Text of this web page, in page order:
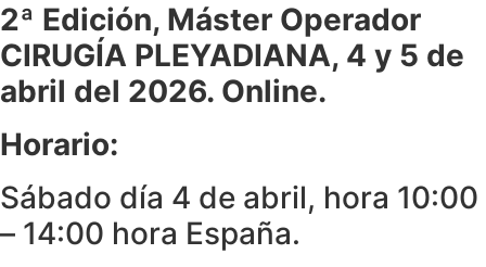
2ª Edición, Máster Operador
CIRUGÍA PLEYADIANA, 4 y 5 de
abril del 2026. Online.
Horario:
Sábado día 4 de abril, hora 10:00
– 14:00 hora España.